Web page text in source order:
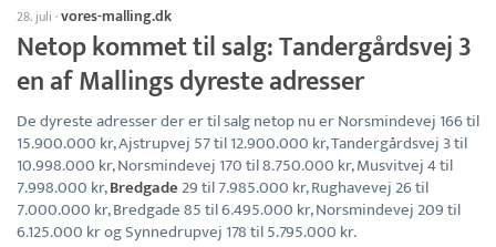
28. juli ·vores-malling.dk
Netop kommet til salg: Tandergårdsvej 3
en af Mallings dyreste adresser
De dyreste adresser der er til salg netop nu er Norsmindevej 166 til
15.900.000 kr, Ajstrupvej 57 til 12.900.000 kr, Tandergårdsvej 3 til
10.998.000 kr, Norsmindevej 170 til 8.750.000 kr, Musvitvej 4 til
7.998.000 kr,Bredgade29 til 7.985.000 kr, Rughavevej 26 til
7.000.000 kr, Bredgade 85 til 6.495.000 kr, Norsmindevej 209 til
6.125.000 kr og Synnedrupvej 178 til 5.795.000 kr.